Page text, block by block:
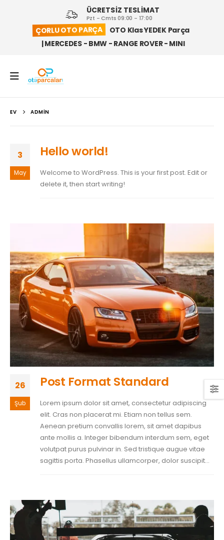
ÇORLU OTO PARÇA
OTO Klas YEDEK Parça
| MERCEDES - BMW - RANGE ROVER - MINI
ÜCRETSİZ TESLİMAT
Pzt - Cmts 09:00 - 17:00
EV ADMIN
3
May
Hello world!
Welcome to WordPress. This is your first post. Edit or
delete it, then start writing!
26
Şub
Post Format Standard
Lorem ipsum dolor sit amet, consectetur adipiscing
elit. Cras non placerat mi. Etiam non tellus sem.
Aenean pretium convallis lorem, sit amet dapibus
ante mollis a. Integer bibendum interdum sem, eget
volutpat purus pulvinar in. Sed tristique augue vitae
sagittis porta. Phasellus ullamcorper, dolor suscipit...